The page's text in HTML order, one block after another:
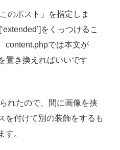
のポスト」を指定しま
をくっつけるこ
content.phpでは本文が
置き換えればいいです
れたので、間に画像を挟
を付けて別の装飾をするも
す。